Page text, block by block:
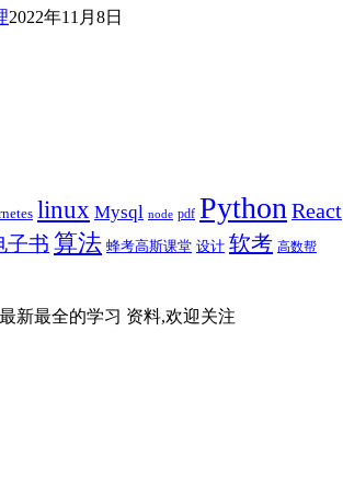
2022年11月8日
linux Mysql node pdf Python React
子书 算法 蜂考高斯课堂 设计 软考 高数帮
新最全的学习 资料,欢迎关注